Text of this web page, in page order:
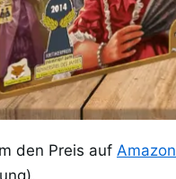
den Preis auf Amazon